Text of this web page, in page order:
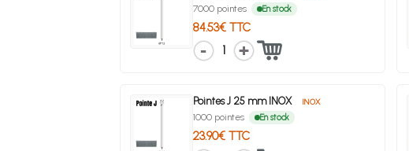
7000 pointes En stock
84.53€ TTC
1
Pointes J 25 mm INOX INOX
1000 pointes En stock
23.90€ TTC